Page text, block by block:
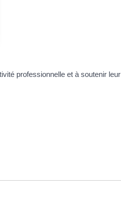
professionnelle et à soutenir